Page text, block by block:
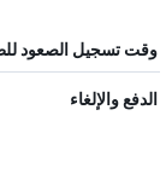
وقت تسجيل الصعود
الدفع والإلغاء